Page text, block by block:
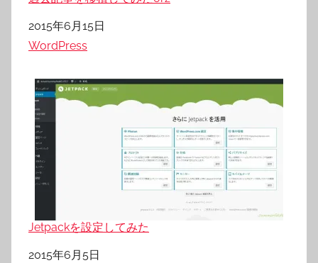
日付
2015年6月15日
関連理由
WordPress
Jetpackを設定してみた
日付
2015年6月5日